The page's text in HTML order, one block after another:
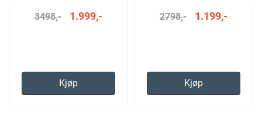
3498,- 1.999,-
Kjøp
2798,- 1.199,-
Kjøp